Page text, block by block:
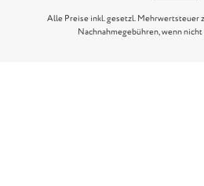
Alle Preise inkl. gesetzl. Mehrwertsteuer
Nachnahmegebühren, wenn